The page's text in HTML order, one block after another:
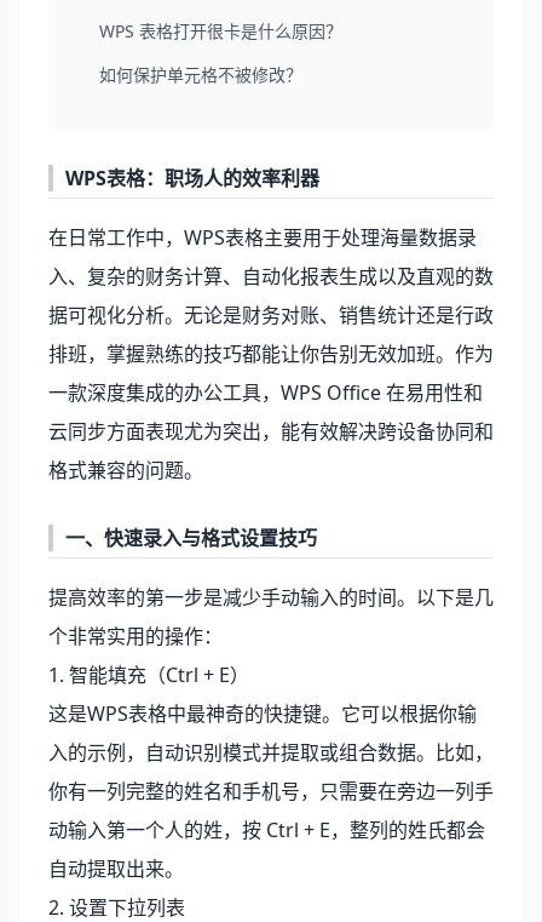
WPS 表格打开很卡是什么原因？
如何保护单元格不被修改？
WPS表格：职场人的效率利器
在日常工作中，WPS表格主要用于处理海量数据录
入、复杂的财务计算、自动化报表生成以及直观的数
据可视化分析。无论是财务对账、销售统计还是行政
排班，掌握熟练的技巧都能让你告别无效加班。作为
一款深度集成的办公工具， WPS Office在易用性和
云同步方面表现尤为突出，能有效解决跨设备协同和
格式兼容的问题。
一、快速录入与格式设置技巧
提高效率的第一步是减少手动输入的时间。以下是几
个非常实用的操作：
1. 智能填充（Ctrl + E）
这是WPS表格中最神奇的快捷键。它可以根据你输
入的示例，自动识别模式并提取或组合数据。比如，
你有一列完整的姓名和手机号，只需要在旁边一列手
动输入第一个人的姓，按 Ctrl + E，整列的姓氏都会
自动提取出来。
2. 设置下拉列表